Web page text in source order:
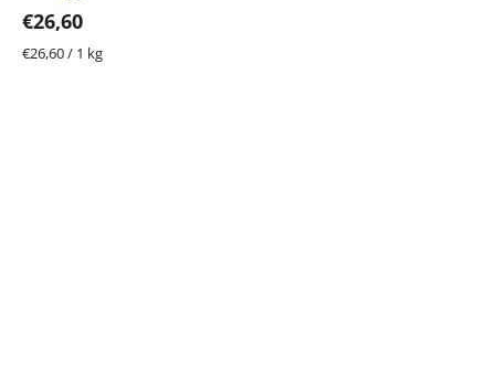
€26,60
Jednotková
€26,60 / 1 kg